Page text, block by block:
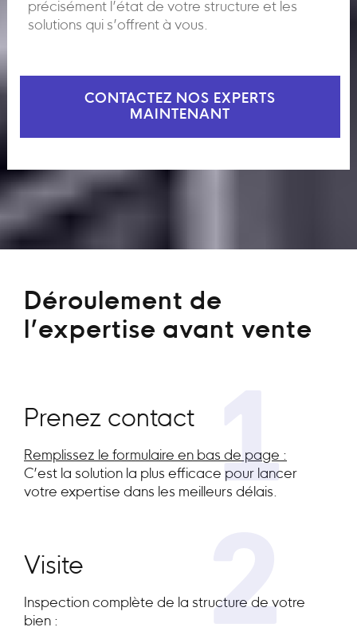
précisément l’état de votre structure et les
solutions qui s’offrent à vous.
CONTACTEZ NOS EXPERTS
MAINTENANT
Déroulement de
l’expertise avant vente
1
Prenez contact
Remplissez le formulaire en bas de page :
C’est la solution la plus efficace pour lancer
votre expertise dans les meilleurs délais.
2
Visite
Inspection complète de la structure de votre
bien :